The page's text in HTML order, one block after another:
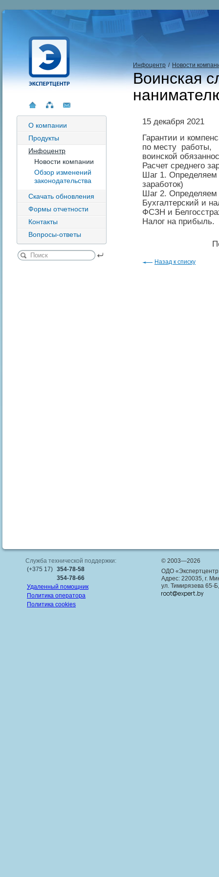
О компании
Продукты
Инфоцентр
Новости компании
Обзор изменений
законодательства
Скачать обновления
Формы отчетности
Контакты
Вопросы-ответы
Инфоцентр / Новости
Воинская
15 декабря 2021
Гарантии и
по месту работы,
воинской
Расчет среднего
Шаг 1. Определяем
заработок)
Шаг 2. Определяем
Бухгалтерский и
ФСЗН и
Налог на прибыль.
Назад к списку
Служба технической поддержки:
(+375 17) 354-78-58
354-78-66
Удаленный помощник
Политика оператора
Политика cookies
© 2003—2026
ОДО
Адрес: 220035, г.
ул. Тимирязева 65-